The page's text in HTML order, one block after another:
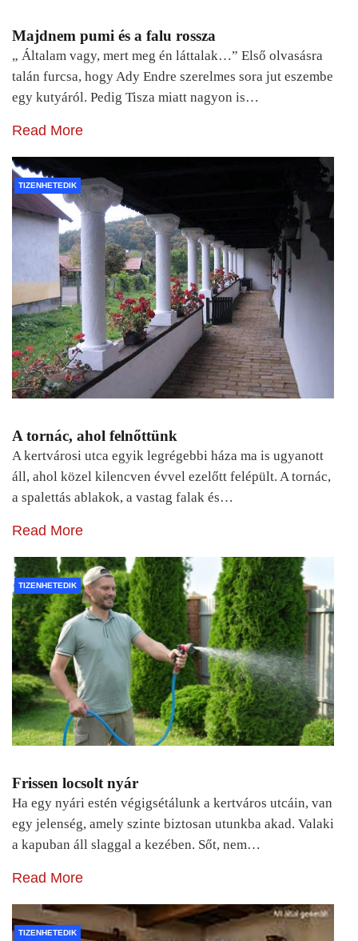
Majdnem pumi és a falu rossza
„ Általam vagy, mert meg én láttalak…” Első olvasásra
talán furcsa, hogy Ady Endre szerelmes sora jut eszembe
egy kutyáról. Pedig Tisza miatt nagyon is…
Read More
TIZENHETEDIK
A tornác, ahol felnőttünk
A kertvárosi utca egyik legrégebbi háza ma is ugyanott
áll, ahol közel kilencven évvel ezelőtt felépült. A tornác,
a spalettás ablakok, a vastag falak és…
Read More
TIZENHETEDIK
Frissen locsolt nyár
Ha egy nyári estén végigsétálunk a kertváros utcáin, van
egy jelenség, amely szinte biztosan utunkba akad. Valaki
a kapuban áll slaggal a kezében. Sőt, nem…
Read More
TIZENHETEDIK